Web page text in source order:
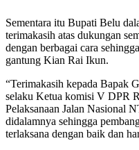
Sementara itu Bupati Belu
terimakasih atas dukungan
dengan berbagai cara
gantung Kian Rai Ikun.
“Terimakasih kepada Bapak
selaku Ketua komisi V DPR
Pelaksanaan Jalan Nasional
didalamnya sehingga
terlaksana dengan baik dan